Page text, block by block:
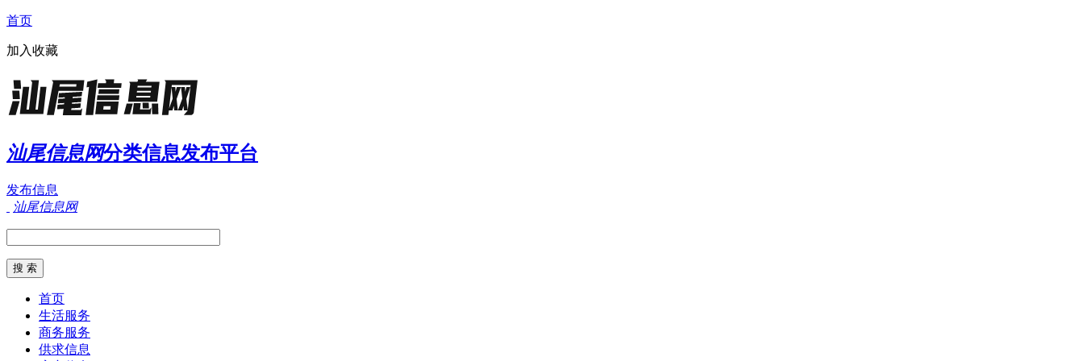
首页
加入收藏
汕尾信息网分类信息发布平台
发布信息
汕尾信息网
首页
生活服务
商务服务
供求信息